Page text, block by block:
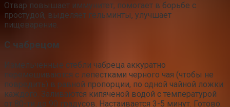
Отвар повышает иммунитет, помогает в борьбе с
простудой, выделяет гельминты, улучшает
пищеварение.
С чабрецом
Измельченные стебли чабреца аккуратно
перемешиваются с лепестками черного чая (чтобы не
повредить) в равной пропорции, по одной чайной ложки
каждого. Заливаются кипяченой водой с температурой
от 80-ти до 90 градусов. Настаивается 3-5 минут. Готово.